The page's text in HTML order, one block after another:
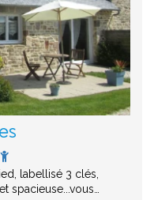
labellisé 3 clés,
spacieuse...vous…